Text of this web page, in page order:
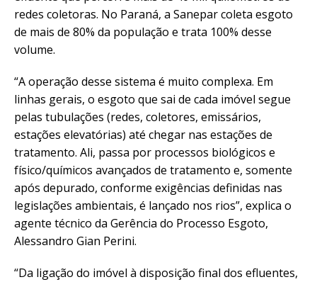
redes coletoras. No Paraná, a Sanepar coleta esgoto
de mais de 80% da população e trata 100% desse
volume.
“A operação desse sistema é muito complexa. Em
linhas gerais, o esgoto que sai de cada imóvel segue
pelas tubulações (redes, coletores, emissários,
estações elevatórias) até chegar nas estações de
tratamento. Ali, passa por processos biológicos e
físico/químicos avançados de tratamento e, somente
após depurado, conforme exigências definidas nas
legislações ambientais, é lançado nos rios”, explica o
agente técnico da Gerência do Processo Esgoto,
Alessandro Gian Perini.
“Da ligação do imóvel à disposição final dos efluentes,